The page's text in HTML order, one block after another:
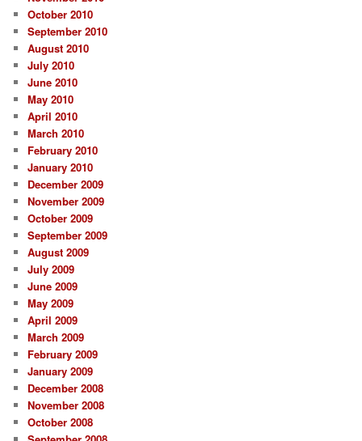
October 2010
September 2010
August 2010
July 2010
June 2010
May 2010
April 2010
March 2010
February 2010
January 2010
December 2009
November 2009
October 2009
September 2009
August 2009
July 2009
June 2009
May 2009
April 2009
March 2009
February 2009
January 2009
December 2008
November 2008
October 2008